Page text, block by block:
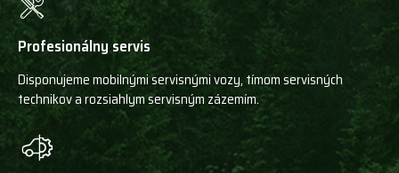
Profesionálny servis
Disponujeme mobilnými servisnými vozy, tímom servisných
technikov a rozsiahlym servisným zázemím.